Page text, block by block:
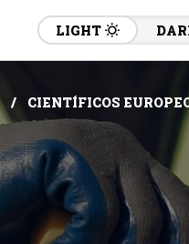
LIGHT
CIENTÍFICOS